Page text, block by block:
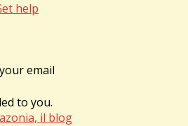
help
your email
to you.
il blog